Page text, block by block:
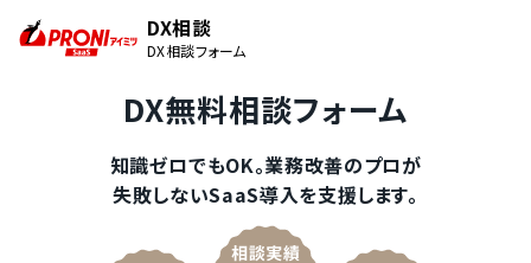
DX相談
DX相談フォーム
DX無料相談フォーム
知識ゼロでもOK。業務改善のプロが
失敗しないSaaS導入を支援します。